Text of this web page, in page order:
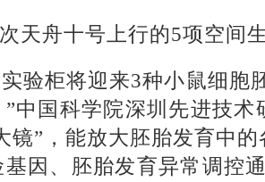
天舟十号上行的5项空间
验柜将迎来3种小鼠细胞
中国科学院深圳先进技
镜”，能放大胚胎发育中
因、胚胎发育异常调控